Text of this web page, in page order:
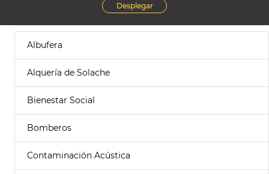
Desplegar
Albufera
Alquería de Solache
Bienestar Social
Bomberos
Contaminación Acústica